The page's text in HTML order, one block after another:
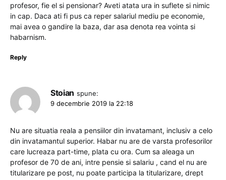
profesor, fie el si pensionar? Aveti atata ura in suflete si nimic
in cap. Daca ati fi pus ca reper salariul mediu pe economie,
mai avea o gandire la baza, dar asa denota rea vointa si
habarnism.
Reply
Stoian spune:
9 decembrie 2019 la 22:18
Nu are situatia reala a pensiilor din invatamant, inclusiv a celo
din invatamantul superior. Habar nu are de varsta profesorilor
care lucreaza part-time, plata cu ora. Cum sa aleaga un
profesor de 70 de ani, intre pensie si salariu , cand el nu are
titularizare pe post, nu poate participa la titularizare, drept